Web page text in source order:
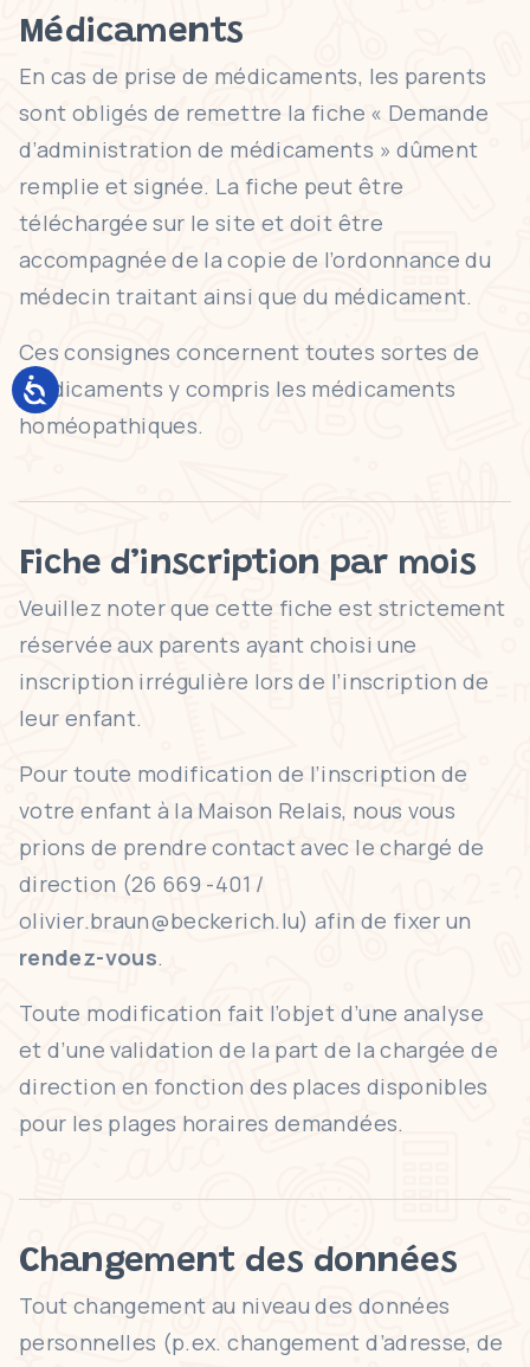
Médicaments
En cas de prise de médicaments, les parents
sont obligés de remettre la fiche « Demande
d’administration de médicaments » dûment
remplie et signée. La fiche peut être
téléchargée sur le site et doit être
accompagnée de la copie de l’ordonnance du
médecin traitant ainsi que du médicament.
Ces consignes concernent toutes sortes de
médicaments y compris les médicaments
homéopathiques.
Fiche d’inscription par mois
Veuillez noter que cette fiche est strictement
réservée aux parents ayant choisi une
inscription irrégulière lors de l’inscription de
leur enfant.
Pour toute modification de l’inscription de
votre enfant à la Maison Relais, nous vous
prions de prendre contact avec le chargé de
direction (26 669 -401 /
olivier.braun@beckerich.lu) afin de fixer un
rendez-vous.
Toute modification fait l’objet d’une analyse
et d’une validation de la part de la chargée de
direction en fonction des places disponibles
pour les plages horaires demandées.
Changement des données
Tout changement au niveau des données
personnelles (p.ex. changement d’adresse, de